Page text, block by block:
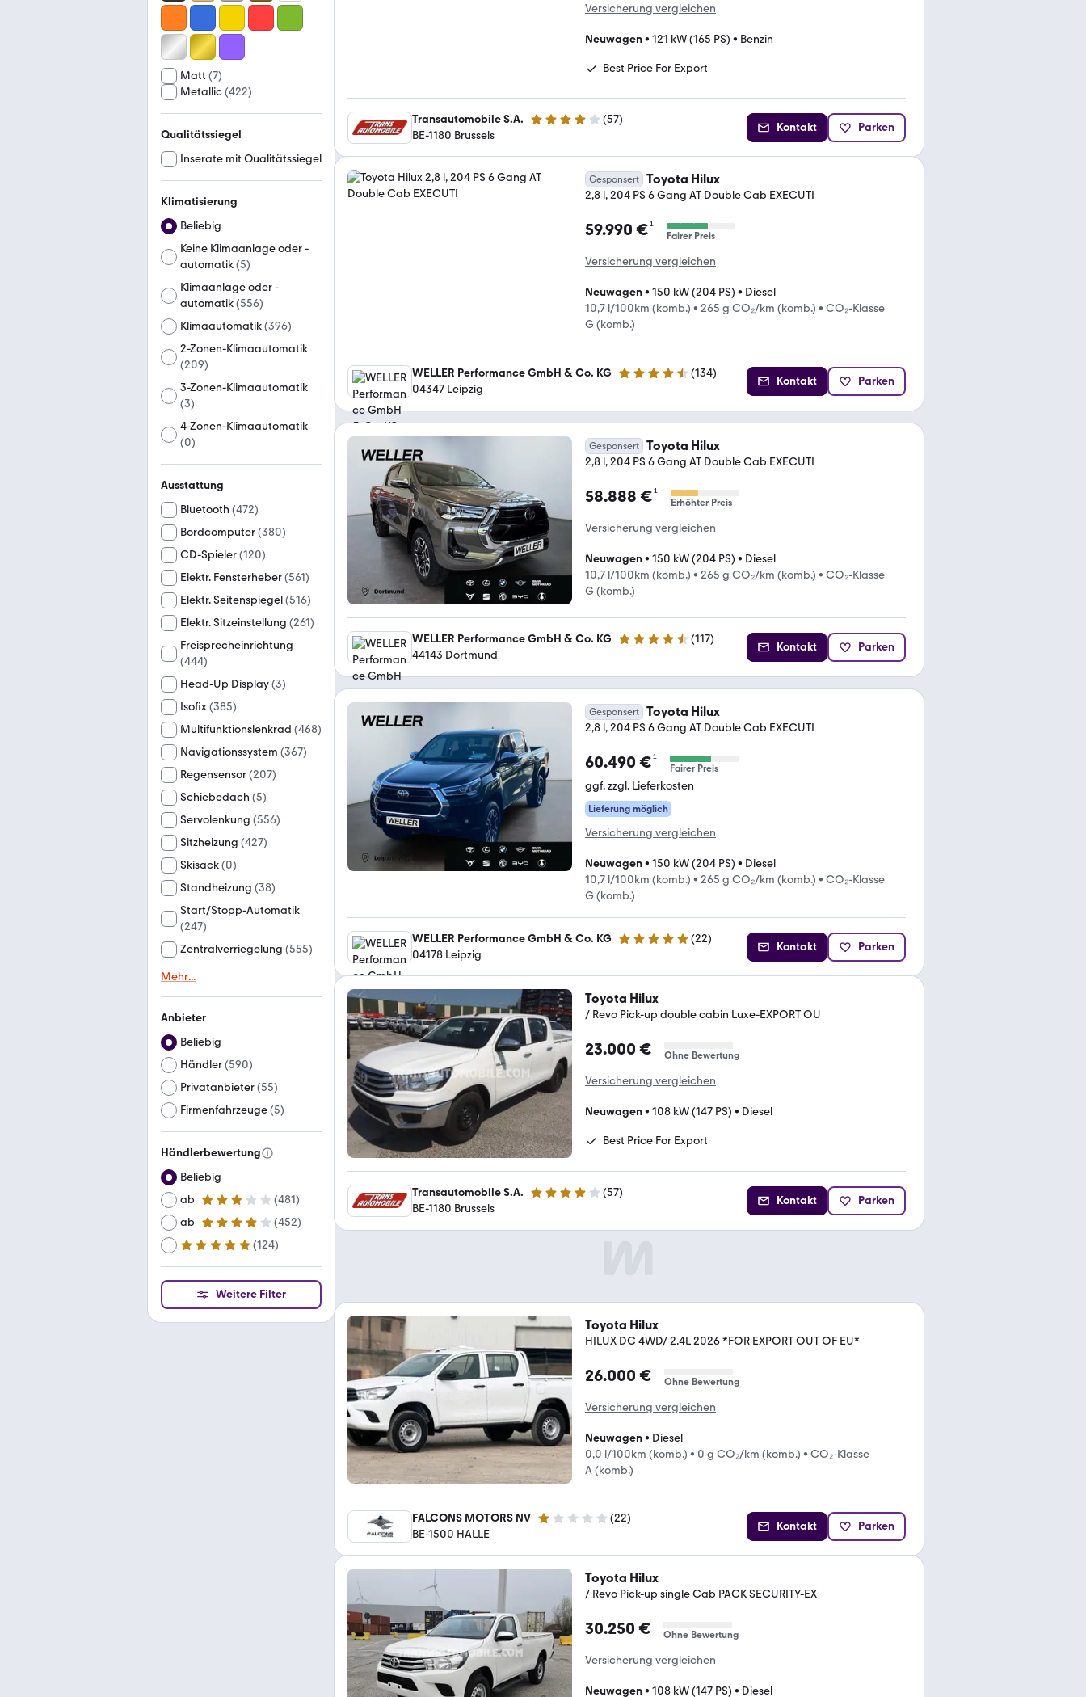
Matt (7)
Metallic(422)
Qualitätssiegel
Inserate mit Qualitätssiegel
Klimatisierung
Beliebig
Keine Klimaanlage oder -
automatik(5)
Klimaanlage oder -
automatik(556)
Klimaautomatik(396)
2-Zonen-Klimaautomatik
(209)
3-Zonen-Klimaautomatik
(3)
4-Zonen-Klimaautomatik
(0)
Ausstattung
Bluetooth (472)
Bordcomputer(380)
CD-Spieler(120)
Elektr. Fensterheber(561)
Elektr. Seitenspiegel(516)
Elektr. Sitzeinstellung (261)
Freisprecheinrichtung
(444)
Head-Up Display(3)
Isofix(385)
Multifunktionslenkrad (468)
Navigationssystem (367)
Regensensor(207)
Schiebedach (5)
Servolenkung (556)
Sitzheizung (427)
Skisack(0)
Standheizung (38)
Start/Stopp-Automatik
(247)
Zentralverriegelung (555)
Mehr...
Anbieter
Beliebig
Händler(590)
Privatanbieter(55)
Firmenfahrzeuge(5)
Händlerbewertung
Beliebig
ab
3 Sterne (481)
ab
4 Sterne (452)
ab
5 Sterne (124)
Weitere Filter
Versicherung vergleichen
Neuwagen• 121 kW (165 PS) • Benzin
Best Price For Export
Transautomobile S.A. 4.2 Sterne (57)
BE-1180 Brussels
Kontakt Parken
Gesponsert Toyota Hilux
2,8 l, 204 PS 6 Gang AT Double Cab EXECUTI
59.990 €¹
Fairer Preis
Versicherung vergleichen
Neuwagen• 150 kW (204 PS) • Diesel
10,7 l/100km (komb.) • 265 g CO₂/km (komb.) • CO₂-Klasse
G (komb.)
WELLER Performance GmbH & Co. KG 4.7 Sterne (134)
04347 Leipzig
Kontakt Parken
Gesponsert Toyota Hilux
2,8 l, 204 PS 6 Gang AT Double Cab EXECUTI
58.888 €¹
Erhöhter Preis
Versicherung vergleichen
Neuwagen• 150 kW (204 PS) • Diesel
10,7 l/100km (komb.) • 265 g CO₂/km (komb.) • CO₂-Klasse
G (komb.)
WELLER Performance GmbH & Co. KG 4.6 Sterne (117)
44143 Dortmund
Kontakt Parken
Gesponsert Toyota Hilux
2,8 l, 204 PS 6 Gang AT Double Cab EXECUTI
60.490 €¹
Fairer Preis
ggf. zzgl. Lieferkosten
Lieferung möglich
Versicherung vergleichen
Neuwagen• 150 kW (204 PS) • Diesel
10,7 l/100km (komb.) • 265 g CO₂/km (komb.) • CO₂-Klasse
G (komb.)
WELLER Performance GmbH & Co. KG 5 Sterne (22)
04178 Leipzig
Kontakt Parken
Toyota Hilux
/ Revo Pick-up double cabin Luxe-EXPORT OU
23.000 € Ohne Bewertung
Versicherung vergleichen
Neuwagen• 108 kW (147 PS) • Diesel
Best Price For Export
Transautomobile S.A. 4.2 Sterne (57)
BE-1180 Brussels
Kontakt Parken
Toyota Hilux
HILUX DC 4WD/ 2.4L 2026 *FOR EXPORT OUT OF EU*
26.000 € Ohne Bewertung
Versicherung vergleichen
Neuwagen• Diesel
0,0 l/100km (komb.) • 0 g CO₂/km (komb.) • CO₂-Klasse
A (komb.)
FALCONS MOTORS NV 1 Stern (22)
BE-1500 HALLE
Kontakt Parken
Toyota Hilux
/ Revo Pick-up single Cab PACK SECURITY-EX
30.250 € Ohne Bewertung
Versicherung vergleichen
Neuwagen• 108 kW (147 PS) • Diesel